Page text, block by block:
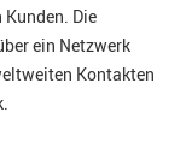
Kunden. Die
ein Netzwerk
Kontakten